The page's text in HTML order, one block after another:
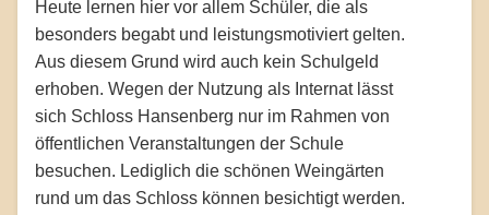
Heute lernen hier vor allem Schüler, die als
besonders begabt und leistungsmotiviert gelten.
Aus diesem Grund wird auch kein Schulgeld
erhoben. Wegen der Nutzung als Internat lässt
sich Schloss Hansenberg nur im Rahmen von
öffentlichen Veranstaltungen der Schule
besuchen. Lediglich die schönen Weingärten
rund um das Schloss können besichtigt werden.